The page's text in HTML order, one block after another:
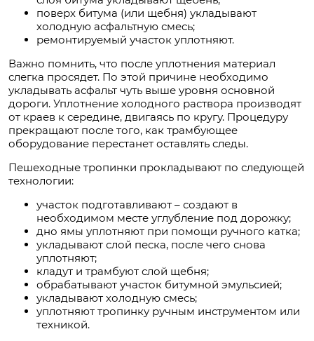
поверх битума (или щебня) укладывают
холодную асфальтную смесь;
ремонтируемый участок уплотняют.
Важно помнить, что после уплотнения материал
слегка просядет. По этой причине необходимо
укладывать асфальт чуть выше уровня основной
дороги. Уплотнение холодного раствора производят
от краев к середине, двигаясь по кругу. Процедуру
прекращают после того, как трамбующее
оборудование перестанет оставлять следы.
Пешеходные тропинки прокладывают по следующей
технологии:
участок подготавливают – создают в
необходимом месте углубление под дорожку;
дно ямы уплотняют при помощи ручного катка;
укладывают слой песка, после чего снова
уплотняют;
кладут и трамбуют слой щебня;
обрабатывают участок битумной эмульсией;
укладывают холодную смесь;
уплотняют тропинку ручным инструментом или
техникой.